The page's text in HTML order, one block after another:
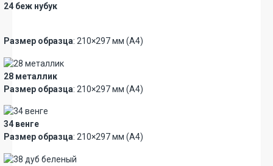
24 беж нубук
Размер образца: 210×297 мм (А4)
28 металлик
Размер образца: 210×297 мм (А4)
34 венге
Размер образца: 210×297 мм (А4)